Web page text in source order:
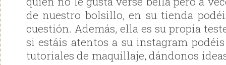
de nuestro bolsillo, en su tienda
cuestión. Además, ella es su propia
si estáis atentos a su instagram
tutoriales de maquillaje, dándonos